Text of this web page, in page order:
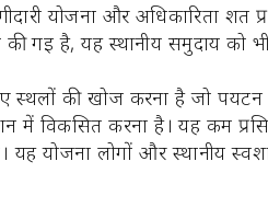
योजना और अधिकारिता
गई है, यह स्थानीय समुदाय को
स्थलों की खोज करना है जो
में विकसित करना है। यह कम
यह योजना लोगों और स्थानीय